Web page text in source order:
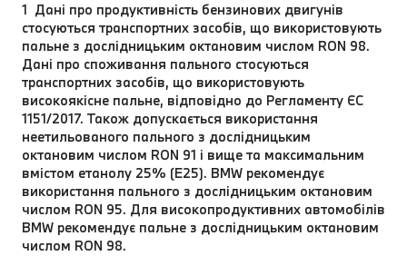
1 Дані про продуктивність бензинових двигунів
стосуються транспортних засобів, що використовують
пальне з дослідницьким октановим числом RON 98.
Дані про споживання пального стосуються
транспортних засобів, що використовують
високоякісне пальне, відповідно до Регламенту ЄС
1151/2017. Також допускається використання
неетильованого пального з дослідницьким
октановим числом RON 91 і вище та максимальним
вмістом етанолу 25% (E25). BMW рекомендує
використання пального з дослідницьким октановим
числом RON 95. Для високопродуктивних автомобілів
BMW рекомендує пальне з дослідницьким октановим
числом RON 98.